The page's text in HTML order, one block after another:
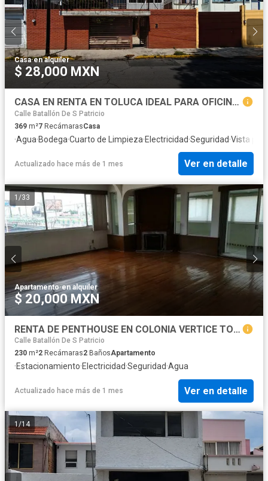
Casa·en alquiler
$ 28,000 MXN
CASA EN RENTA EN TOLUCA IDEAL PARA OFICINAS
Calle Batallón De S Patricio
369 m²7 RecámarasCasa
·Agua·Bodega·Cuarto de Limpieza·Electricidad·Seguridad·Vista
Actualizado hace más de 1 mes Ver en detalle
1 /33
Apartamento·en alquiler
$ 20,000 MXN
RENTA DE PENTHOUSE EN COLONIA VERTICE TOLUCA
Calle Batallón De S Patricio
230 m²2 Recámaras2 BañosApartamento
·Estacionamiento·Electricidad·Seguridad·Agua
Actualizado hace más de 1 mes Ver en detalle
1/14